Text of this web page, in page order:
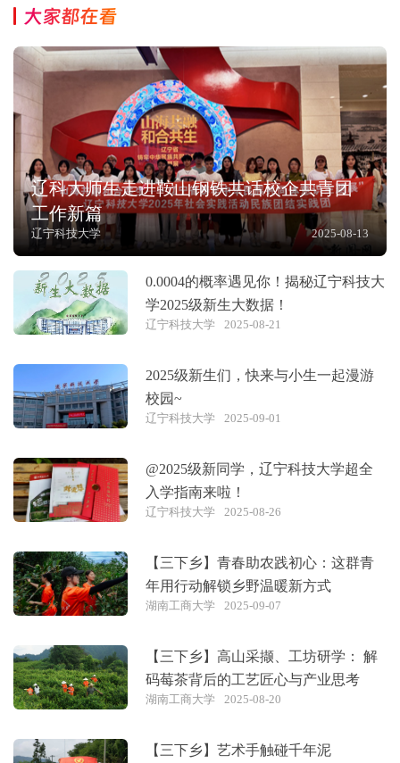
大家都在看
辽科大师生走进鞍山钢铁共话校企共青团
工作新篇
辽宁科技大学 2025-08-13
0.0004的概率遇见你！揭秘辽宁科技大
学2025级新生大数据！
辽宁科技大学 2025-08-21
2025级新生们，快来与小生一起漫游
校园~
辽宁科技大学 2025-09-01
@2025级新同学，辽宁科技大学超全
入学指南来啦！
辽宁科技大学 2025-08-26
【三下乡】青春助农践初心：这群青
年用行动解锁乡野温暖新方式
湖南工商大学 2025-09-07
【三下乡】高山采撷、工坊研学： 解
码莓茶背后的工艺匠心与产业思考
湖南工商大学 2025-08-20
【三下乡】艺术手触碰千年泥